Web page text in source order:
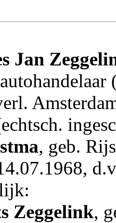
Jan
, geb.
Zeggelink,